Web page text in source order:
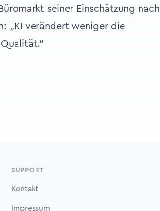
seiner Einschätzung nach
„KI verändert weniger die
SUPPORT
Kontakt
Impressum